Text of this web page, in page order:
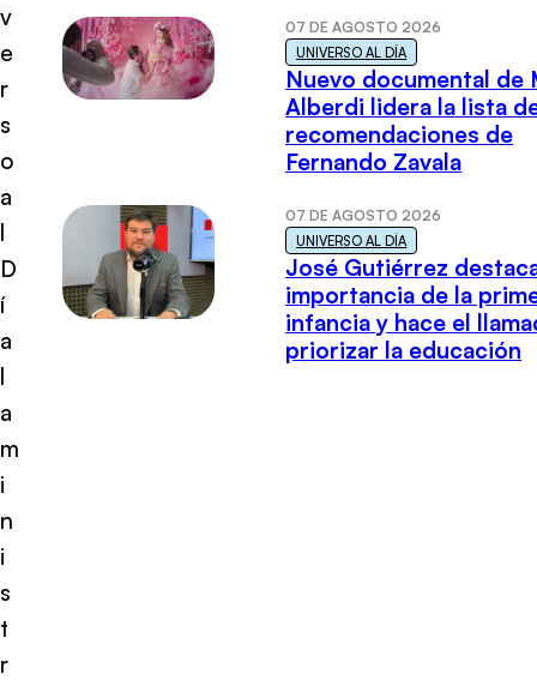
v
e
r
s
o
a
l
D
í
a
l
a
m
i
n
i
s
t
r
07 DE AGOSTO 2026
UNIVERSO AL DÍA
Nuevo documental de
Alberdi lidera la lista
recomendaciones de
Fernando Zavala
07 DE AGOSTO 2026
UNIVERSO AL DÍA
José Gutiérrez
importancia de la
infancia y hace el
priorizar la educación